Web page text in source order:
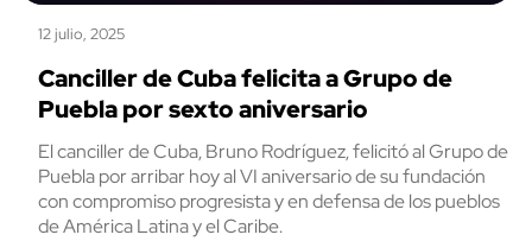
12 julio, 2025
Canciller de Cuba felicita a Grupo de
Puebla por sexto aniversario
El canciller de Cuba, Bruno Rodríguez, felicitó al Grupo de
Puebla por arribar hoy al VI aniversario de su fundación
con compromiso progresista y en defensa de los pueblos
de América Latina y el Caribe.